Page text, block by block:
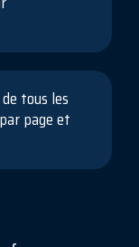
de tous les
page et